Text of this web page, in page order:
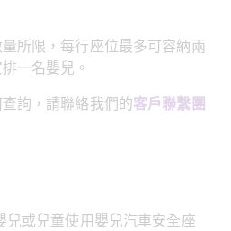
所限，每行座位最多可容納兩
一名嬰兒。
詢，請聯絡我們的客戶聯繫團
或兒童使用嬰兒汽車安全座